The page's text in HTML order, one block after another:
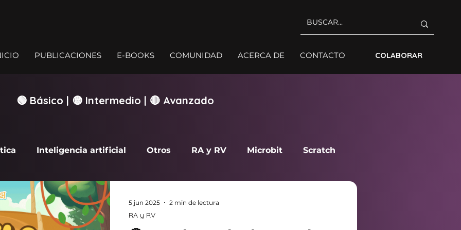
PUBLICACIONES E-BOOKS COMUNIDAD ACERCA DE CONTACTO COLABORAR
🟢 Básico | 🟡 Intermedio | 🔴 Avanzado
Inteligencia artificial Otros RA y RV Microbit Scratch
RA y RV
5 jun 2025 2 min de lectura